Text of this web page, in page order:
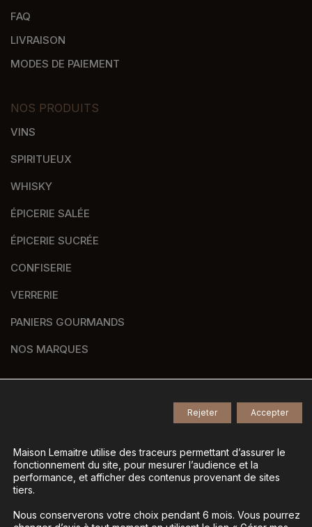
FAQ
LIVRAISON
MODES DE PAIEMENT
NOS PRODUITS
VINS
SPIRITUEUX
WHISKY
ÉPICERIE SALÉE
ÉPICERIE SUCRÉE
CONFISERIE
VERRERIE
PANIERS GOURMANDS
NOS MARQUES
Tous droits réservés -
Mentions légales-
Gestion des données personnelles-
Gérer mes cookies
Maison Lemaitre utilise des traceurs permettant d’assurer le
fonctionnement du site, pour mesurer l’audience et la
performance, et afficher des contenus provenant de sites
tiers.
Nous conserverons votre choix pendant 6 mois. Vous pourrez
Accepter
Rejeter